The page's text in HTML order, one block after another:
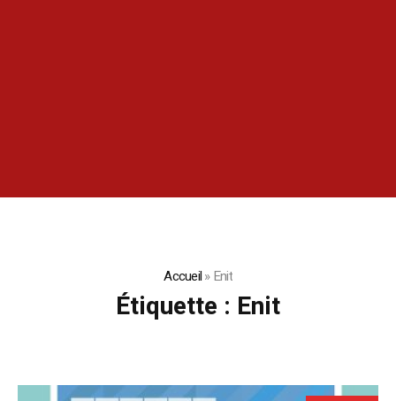
Accueil»Enit
Étiquette : Enit